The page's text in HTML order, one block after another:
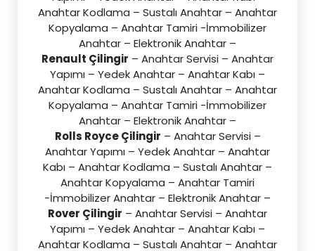
Anahtar Kodlama – Sustalı Anahtar – Anahtar
Kopyalama – Anahtar Tamiri -İmmobilizer
Anahtar – Elektronik Anahtar –
Renault Çilingir – Anahtar Servisi – Anahtar
Yapımı – Yedek Anahtar – Anahtar Kabı –
Anahtar Kodlama – Sustalı Anahtar – Anahtar
Kopyalama – Anahtar Tamiri -İmmobilizer
Anahtar – Elektronik Anahtar –
Rolls Royce Çilingir – Anahtar Servisi –
Anahtar Yapımı – Yedek Anahtar – Anahtar
Kabı – Anahtar Kodlama – Sustalı Anahtar –
Anahtar Kopyalama – Anahtar Tamiri
-İmmobilizer Anahtar – Elektronik Anahtar –
Rover Çilingir – Anahtar Servisi – Anahtar
Yapımı – Yedek Anahtar – Anahtar Kabı –
Anahtar Kodlama – Sustalı Anahtar – Anahtar